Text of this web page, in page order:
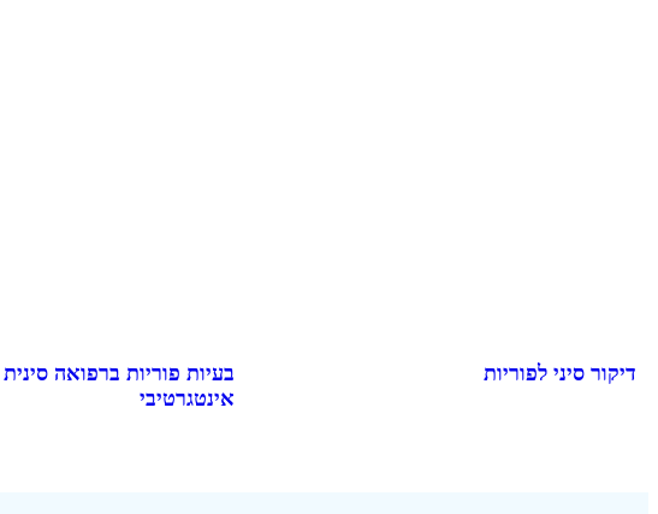
דיקור סיני לפוריות
בעיות פוריות ברפואה
אינטגרטיבי